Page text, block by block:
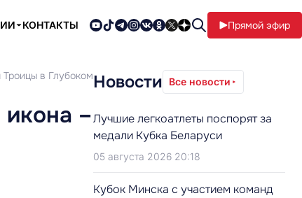
КОНТАКТЫ Прямой эфир
Троицы в Глубоком
–
Новости Все новости
Лучшие легкоатлеты поспорят за
медали Кубка Беларуси
05 августа 2026 20:18
Кубок Минска с участием команд